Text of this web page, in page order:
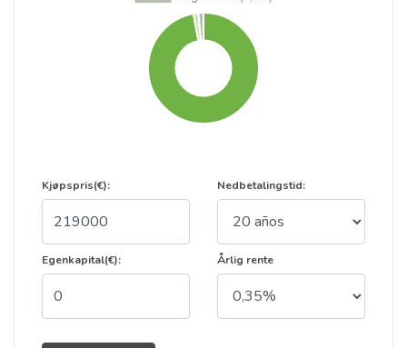
Kjøpspris(€):
Egenkapital(€):
Nedbetalingstid:
Årlig rente